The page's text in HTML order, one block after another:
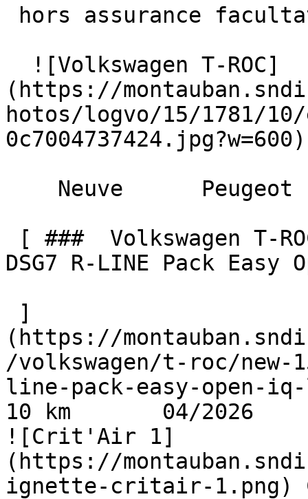
(https://
hotos/logvo/15/1781/10/
DSG7 R-LINE Pack
(https://
/volkswagen/t-roc/
line-pack-easy-open-
10 km       04/2026
![Crit'Air 1]
(https://
ignette-critair-